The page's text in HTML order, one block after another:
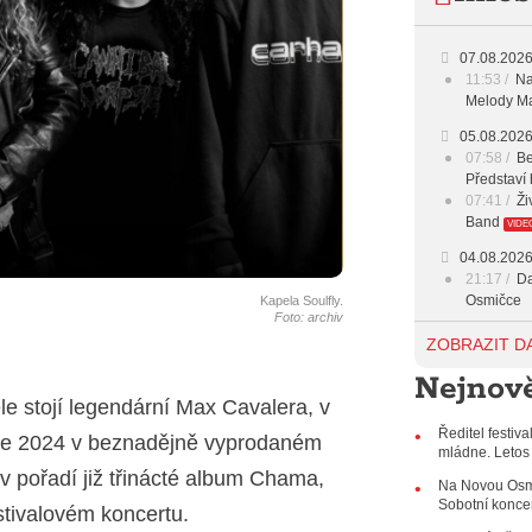
Kapela Soulfly.
Foto: archiv
stojí legendární Max Cavalera, v
2024 v beznadějně vyprodaném
pořadí již třinácté album Chama,
koncertu.
19:00 -
20:00 -
23:00 -
07.08.2026
11:53
Melody
05.08.2026
07:58
Představí
07:41
Band
04.08.2026
21:17
Osmičce
03.08.2026
11:00
listopadu
10:33
Od
ZOBRAZIT
Ředitel
mládne.
Na Novou
Sobotní